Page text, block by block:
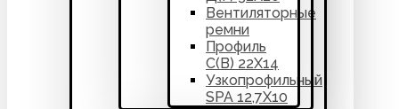
Вентиляторные
ремни
Профиль
С(В) 22Х14
Узкопрофильный
SPA 12,7Х10